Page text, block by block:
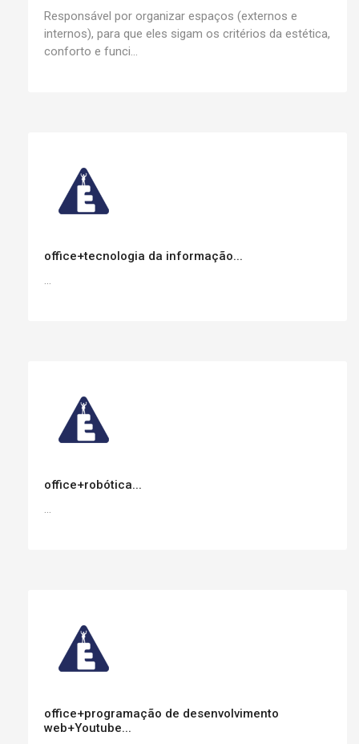
Responsável por organizar espaços (externos e
internos), para que eles sigam os critérios da estética,
conforto e funci...
office+tecnologia da informação...
...
office+robótica...
...
office+programação de desenvolvimento
web+Youtube...